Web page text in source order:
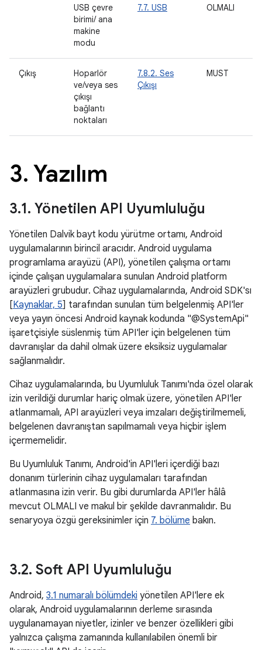
USB çevre
birimi/ ana
makine
modu
7.7. USB OLMALI
Çıkış
Hoparlör
ve/veya ses
çıkışı
bağlantı
noktaları
7.8.2. Ses
Çıkışı
MUST
3. Yazılım
3.1. Yönetilen API Uyumluluğu
Yönetilen Dalvik bayt kodu yürütme ortamı, Android
uygulamalarının birincil aracıdır. Android uygulama
programlama arayüzü (API), yönetilen çalışma ortamı
içinde çalışan uygulamalara sunulan Android platform
arayüzleri grubudur. Cihaz uygulamalarında, Android SDK'sı
[Kaynaklar, 5] tarafından sunulan tüm belgelenmiş API'ler
veya yayın öncesi Android kaynak kodunda "@SystemApi"
işaretçisiyle süslenmiş tüm API'ler için belgelenen tüm
davranışlar da dahil olmak üzere eksiksiz uygulamalar
sağlanmalıdır.
Cihaz uygulamalarında, bu Uyumluluk Tanımı'nda özel olarak
izin verildiği durumlar hariç olmak üzere, yönetilen API'ler
atlanmamalı, API arayüzleri veya imzaları değiştirilmemeli,
belgelenen davranıştan sapılmamalı veya hiçbir işlem
içermemelidir.
Bu Uyumluluk Tanımı, Android'in API'leri içerdiği bazı
donanım türlerinin cihaz uygulamaları tarafından
atlanmasına izin verir. Bu gibi durumlarda API'ler hâlâ
mevcut OLMALI ve makul bir şekilde davranmalıdır. Bu
senaryoya özgü gereksinimler için 7. bölüme bakın.
3.2. Soft API Uyumluluğu
Android, 3.1 numaralı bölümdeki yönetilen API'lere ek
olarak, Android uygulamalarının derleme sırasında
uygulanamayan niyetler, izinler ve benzer özellikleri gibi
yalnızca çalışma zamanında kullanılabilen önemli bir